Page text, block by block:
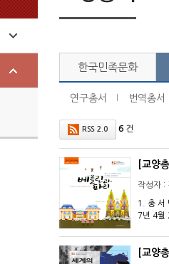
한국민족문화
연구총서 번역총서
RSS 2.0 6건
[교양
작성자
1. 총 서
7년 4월
신지은
[교양